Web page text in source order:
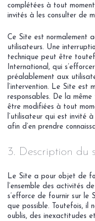
complétées à tout
invités à les consulter de
Ce Site est normalement
utilisateurs. Une
technique peut être
International, qui
préalablement aux
l’intervention. Le Site est
responsables. De la
être modifiées à tout
l’utilisateur qui est invité
afin d’en prendre
3. Description du
Le Site a pour objet de
l’ensemble des activités
s’efforce de fournir sur le
que possible. Toutefois, il
oublis, des inexactitudes